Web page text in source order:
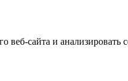
сайта и анализировать